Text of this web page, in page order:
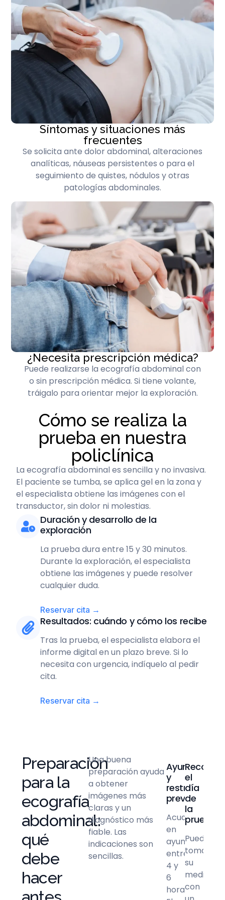
Síntomas y situaciones más
frecuentes
Se solicita ante dolor abdominal, alteraciones
analíticas, náuseas persistentes o para el
seguimiento de quistes, nódulos y otras
patologías abdominales.
¿Necesita prescripción médica?
Puede realizarse la ecografía abdominal con
o sin prescripción médica. Si tiene volante,
tráigalo para orientar mejor la exploración.
Cómo se realiza la
prueba en nuestra
policlínica
La ecografía abdominal es sencilla y no invasiva.
El paciente se tumba, se aplica gel en la zona y
el especialista obtiene las imágenes con el
transductor, sin dolor ni molestias.
Duración y desarrollo de la
exploración
La prueba dura entre 15 y 30 minutos.
Durante la exploración, el especialista
obtiene las imágenes y puede resolver
cualquier duda.
Reservar cita →
Resultados: cuándo y cómo los recibe
Tras la prueba, el especialista elabora el
informe digital en un plazo breve. Si lo
necesita con urgencia, indíquelo al pedir
cita.
Reservar cita →
Preparación
para la
ecografía
abdominal:
qué
debe
hacer
Una buena
preparación ayuda
a obtener
imágenes más
claras y un
diagnóstico más
fiable. Las
indicaciones son
sencillas.
Ayuno
y
restricciones
previas
Acude
en
ayunas
entre
4 y
6
horas.
el
día
de
la
prueba
Puede
tomar
su
con